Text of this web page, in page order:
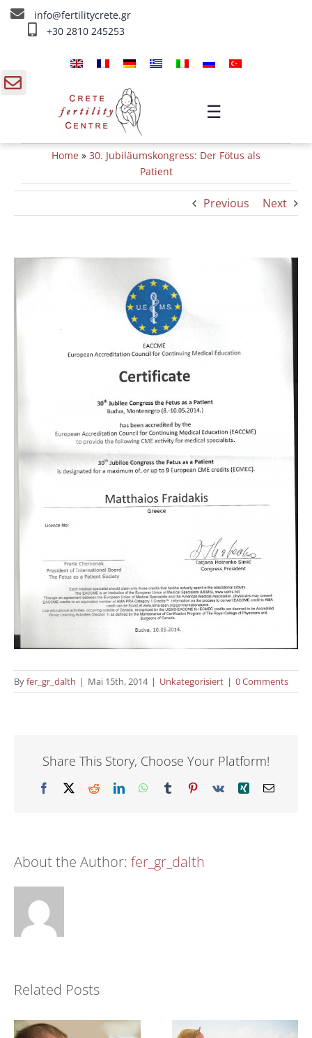
Skip
info@fertilitycrete.gr
+30 2810 245253
☰
Über uns
Fruchtbarkeitstherapien
Verjüngung & Fruchtbarkeit
Home » 30. Jubiläumskongress: Der Fötus als
Patient
Previous Next
Byfer_gr_dalth | Mai 15th, 2014 | Unkategorisiert | 0 Comments
Share This Story, Choose Your Platform!
Facebook
X RedditLinkedInWhatsApp
TumblrPinterest
Vk Xing Email
About the Author: fer_gr_dalth
Related Posts
35th ESHRE